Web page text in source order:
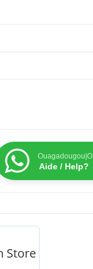
Aide / Help?
Store